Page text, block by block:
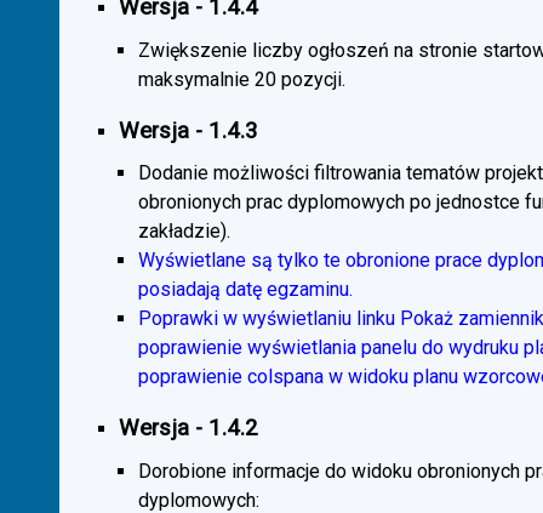
Wersja - 1.4.4
Zwiększenie liczby ogłoszeń na stronie
maksymalnie 20 pozycji.
Wersja - 1.4.3
Dodanie możliwości filtrowania tematów
obronionych prac dyplomowych po jednostce
zakładzie).
Wyświetlane są tylko te obronione prace
posiadają datę egzaminu.
Poprawki w wyświetlaniu linku Pokaż
poprawienie wyświetlania panelu do wydruku
poprawienie colspana w widoku planu
Wersja - 1.4.2
Dorobione informacje do widoku obronionych
dyplomowych: